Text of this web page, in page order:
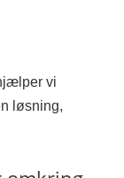
vi
løsning,